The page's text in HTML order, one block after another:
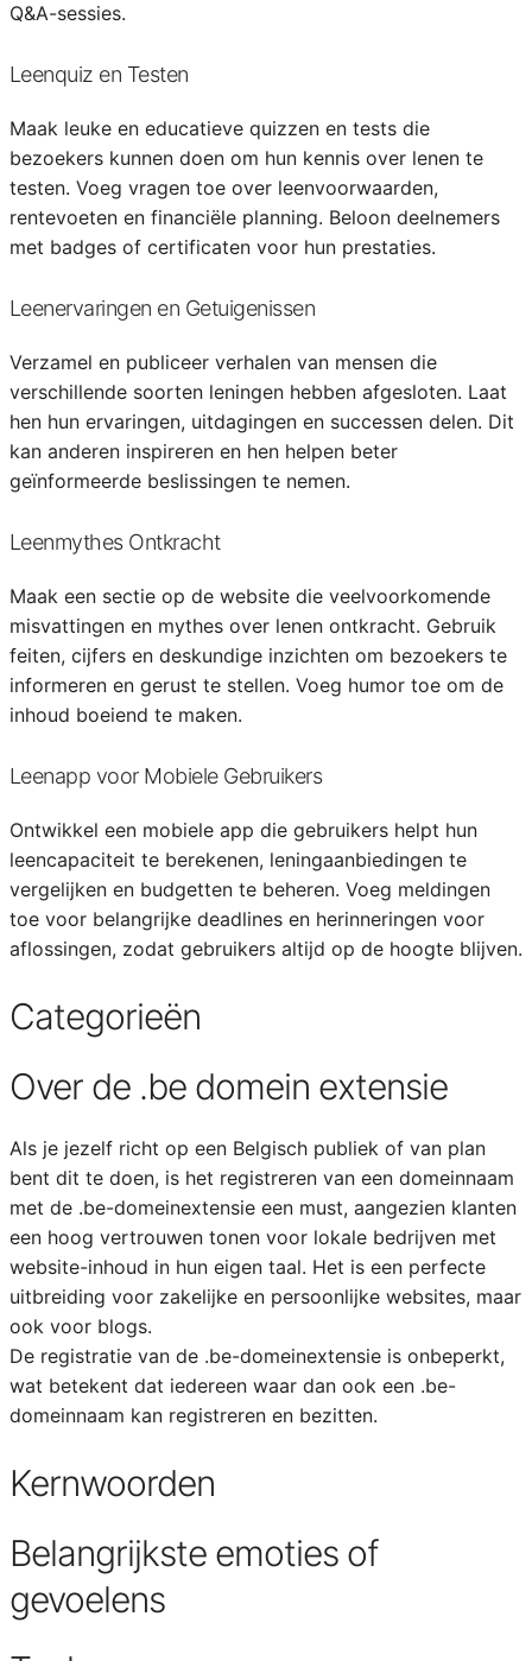
Q&A-sessies.
Leenquiz en Testen
Maak leuke en educatieve quizzen en tests die
bezoekers kunnen doen om hun kennis over lenen te
testen. Voeg vragen toe over leenvoorwaarden,
rentevoeten en financiële planning. Beloon deelnemers
met badges of certificaten voor hun prestaties.
Leenervaringen en Getuigenissen
Verzamel en publiceer verhalen van mensen die
verschillende soorten leningen hebben afgesloten. Laat
hen hun ervaringen, uitdagingen en successen delen. Dit
kan anderen inspireren en hen helpen beter
geïnformeerde beslissingen te nemen.
Leenmythes Ontkracht
Maak een sectie op de website die veelvoorkomende
misvattingen en mythes over lenen ontkracht. Gebruik
feiten, cijfers en deskundige inzichten om bezoekers te
informeren en gerust te stellen. Voeg humor toe om de
inhoud boeiend te maken.
Leenapp voor Mobiele Gebruikers
Ontwikkel een mobiele app die gebruikers helpt hun
leencapaciteit te berekenen, leningaanbiedingen te
vergelijken en budgetten te beheren. Voeg meldingen
toe voor belangrijke deadlines en herinneringen voor
aflossingen, zodat gebruikers altijd op de hoogte blijven.
Categorieën
Over de .be domein extensie
Als je jezelf richt op een Belgisch publiek of van plan
bent dit te doen, is het registreren van een domeinnaam
met de .be-domeinextensie een must, aangezien klanten
een hoog vertrouwen tonen voor lokale bedrijven met
website-inhoud in hun eigen taal. Het is een perfecte
uitbreiding voor zakelijke en persoonlijke websites, maar
ook voor blogs.
De registratie van de .be-domeinextensie is onbeperkt,
wat betekent dat iedereen waar dan ook een .be-
domeinnaam kan registreren en bezitten.
Kernwoorden
Belangrijkste emoties of
gevoelens